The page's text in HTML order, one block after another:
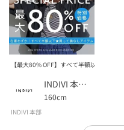
パソコン・スマートフォンなどの
なる場合もございます。
【生地詳細】
透け感：ややあり
生地の厚み：普通
【最大80% OFF】すべて半額以下！いま
INDIVI 本部スタッフ
160cm
INDIVI 本部